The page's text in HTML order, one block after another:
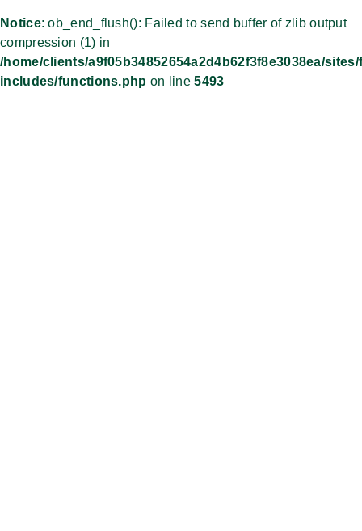
Notice: ob_end_flush(): Failed to send buffer of zlib output
compression (1) in
/home/clients/a9f05b34852654a2d4b62f3f8e3038ea/
includes/functions.php on line5493